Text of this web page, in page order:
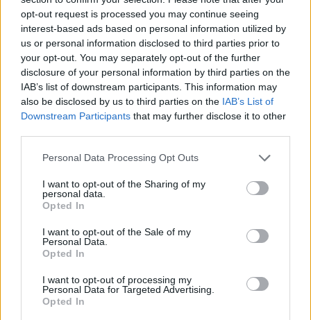
opt-out request is processed you may continue seeing
interest-based ads based on personal information utilized by
us or personal information disclosed to third parties prior to
your opt-out. You may separately opt-out of the further
disclosure of your personal information by third parties on the
IAB’s list of downstream participants. This information may
also be disclosed by us to third parties on the IAB’s List of
Downstream Participants that may further disclose it to other
Personal Data Processing Opt Outs
I want to opt-out of the Sharing of my
personal data.
Opted In
I want to opt-out of the Sale of my
Personal Data.
Opted In
I want to opt-out of processing my
Personal Data for Targeted Advertising.
Opted In
Székely Sport
Súlyos veszteség, kilenc
hónapra eltiltották a Sepsi
OSK csapatkapitányát
menjünk!
A rovat további cikkei